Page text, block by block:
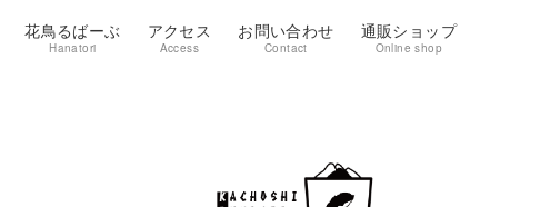
花鳥るばーぶ
Hanatori
アクセス
Access
お問い合わせ
Contact
通販ショップ
Online shop